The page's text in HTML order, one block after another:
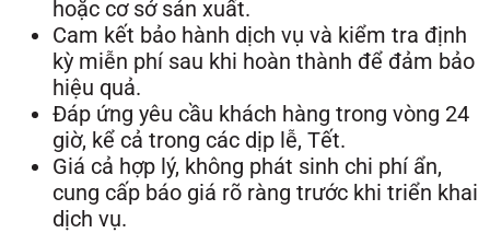
hoặc cơ sở sản xuất.
Cam kết bảo hành dịch vụ và kiểm tra định
kỳ miễn phí sau khi hoàn thành để đảm bảo
hiệu quả.
Đáp ứng yêu cầu khách hàng trong vòng 24
giờ, kể cả trong các dịp lễ, Tết.
Giá cả hợp lý, không phát sinh chi phí ẩn,
cung cấp báo giá rõ ràng trước khi triển khai
dịch vụ.